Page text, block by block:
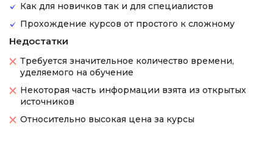
Как для новичков так и для специалистов
Прохождение курсов от простого к сложному
Недостатки
Требуется значительное количество времени,
уделяемого на обучение
Некоторая часть информации взята из открытых
источников
Относительно высокая цена за курсы